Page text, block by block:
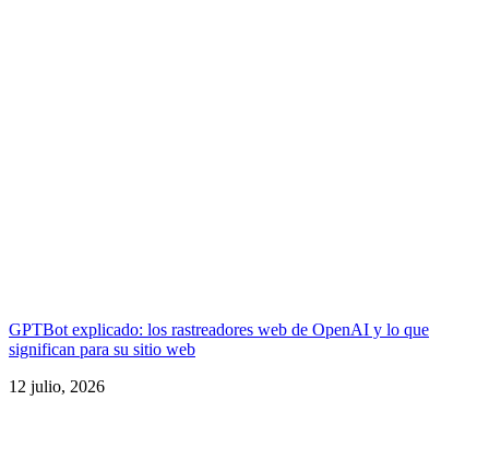
GPTBot explicado: los rastreadores web de OpenAI y lo que
significan para su sitio web
12 julio, 2026